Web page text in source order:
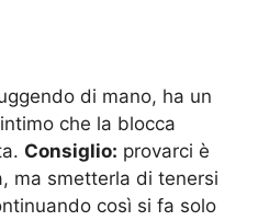
di mano, ha un
che la blocca
Consiglio: provarci è
ma smetterla di tenersi
così si fa solo